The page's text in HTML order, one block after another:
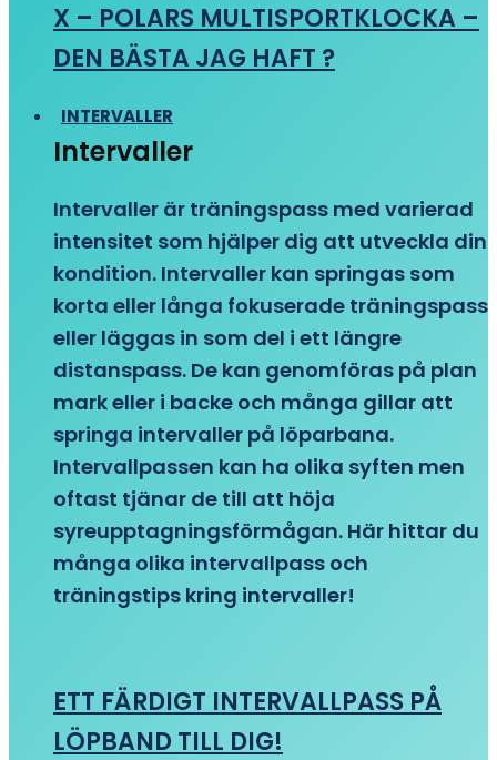
X – POLARS MULTISPORTKLOCKA –
DEN BÄSTA JAG HAFT ?
INTERVALLER
Intervaller
Intervaller är träningspass med varierad
intensitet som hjälper dig att utveckla din
kondition. Intervaller kan springas som
korta eller långa fokuserade träningspass
eller läggas in som del i ett längre
distanspass. De kan genomföras på plan
mark eller i backe och många gillar att
springa intervaller på löparbana.
Intervallpassen kan ha olika syften men
oftast tjänar de till att höja
syreupptagningsförmågan. Här hittar du
många olika intervallpass och
träningstips kring intervaller!
ETT FÄRDIGT INTERVALLPASS PÅ
LÖPBAND TILL DIG!